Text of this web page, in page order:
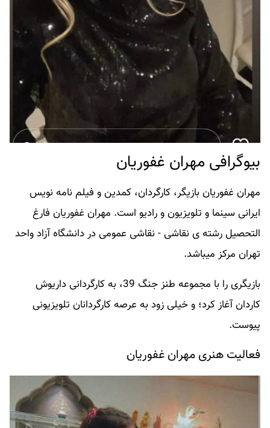
بیوگرافی مهران غفوریان
مهران غفوریان بازیگر، کارگردان، کمدین و فیلم نامه نویس
ایرانی سینما و تلویزیون و رادیو است. مهران غفوریان فارغ
التحصیل رشته ی نقاشی - نقاشی عمومی در دانشگاه آزاد واحد
تهران مرکز میباشد.
بازیگری را با مجموعه طنز جنگ 39، به کارگردانی داریوش
کاردان آغاز کرد؛ و خیلی زود به عرصه کارگردانان تلویزیونی
پیوست.
فعالیت هنری مهران غفوریان